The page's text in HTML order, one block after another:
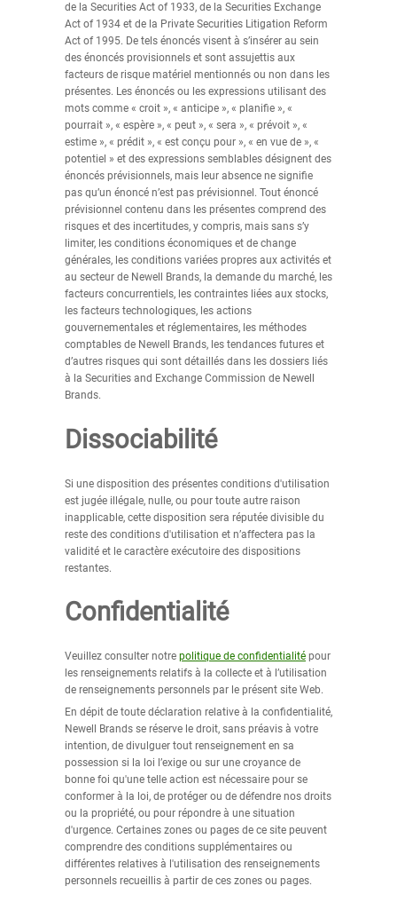
de la Securities Act of 1933, de la Securities Exchange
Act of 1934 et de la Private Securities Litigation Reform
Act of 1995. De tels énoncés visent à s’insérer au sein
des énoncés provisionnels et sont assujettis aux
facteurs de risque matériel mentionnés ou non dans les
présentes. Les énoncés ou les expressions utilisant des
mots comme « croit », « anticipe », « planifie », «
pourrait », « espère », « peut », « sera », « prévoit », «
estime », « prédit », « est conçu pour », « en vue de », «
potentiel » et des expressions semblables désignent des
énoncés prévisionnels, mais leur absence ne signifie
pas qu’un énoncé n’est pas prévisionnel. Tout énoncé
prévisionnel contenu dans les présentes comprend des
risques et des incertitudes, y compris, mais sans s’y
limiter, les conditions économiques et de change
générales, les conditions variées propres aux activités et
au secteur de Newell Brands, la demande du marché, les
facteurs concurrentiels, les contraintes liées aux stocks,
les facteurs technologiques, les actions
gouvernementales et réglementaires, les méthodes
comptables de Newell Brands, les tendances futures et
d’autres risques qui sont détaillés dans les dossiers liés
à la Securities and Exchange Commission de Newell
Brands.
Dissociabilité
Si une disposition des présentes conditions d'utilisation
est jugée illégale, nulle, ou pour toute autre raison
inapplicable, cette disposition sera réputée divisible du
reste des conditions d'utilisation et n’affectera pas la
validité et le caractère exécutoire des dispositions
restantes.
Confidentialité
Veuillez consulter notre politique de confidentialité pour
les renseignements relatifs à la collecte et à l’utilisation
de renseignements personnels par le présent site Web.
En dépit de toute déclaration relative à la confidentialité,
Newell Brands se réserve le droit, sans préavis à votre
intention, de divulguer tout renseignement en sa
possession si la loi l’exige ou sur une croyance de
bonne foi qu'une telle action est nécessaire pour se
conformer à la loi, de protéger ou de défendre nos droits
ou la propriété, ou pour répondre à une situation
d'urgence. Certaines zones ou pages de ce site peuvent
comprendre des conditions supplémentaires ou
différentes relatives à l'utilisation des renseignements
personnels recueillis à partir de ces zones ou pages.